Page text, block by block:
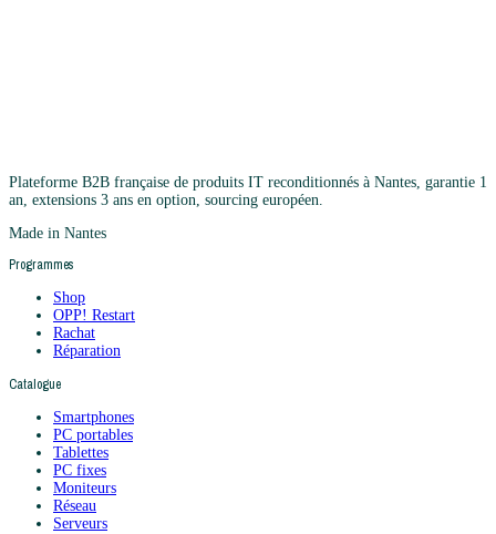
Plateforme B2B française de produits IT reconditionnés à Nantes, garantie 1
an, extensions 3 ans en option, sourcing européen.
Made in Nantes
Programmes
Shop
OPP! Restart
Rachat
Réparation
Catalogue
Smartphones
PC portables
Tablettes
PC fixes
Moniteurs
Réseau
Serveurs